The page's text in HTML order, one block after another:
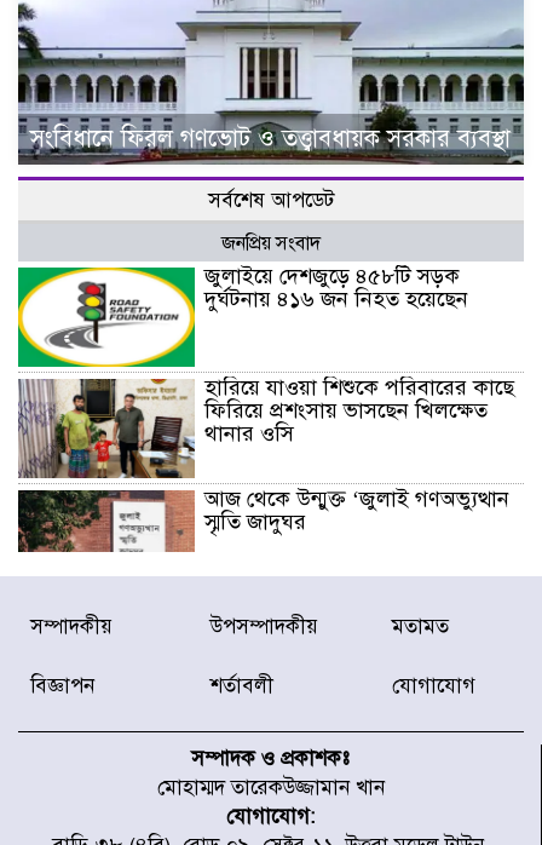
সংবিধানে ফিরল গণভোট ও তত্ত্বাবধায়ক সরকার ব্যবস্থা
সর্বশেষ আপডেট
জনপ্রিয় সংবাদ
জুলাইয়ে দেশজুড়ে ৪৫৮টি সড়ক
দুর্ঘটনায় ৪১৬ জন নিহত হয়েছেন
হারিয়ে যাওয়া শিশুকে পরিবারের কাছে
ফিরিয়ে প্রশংসায় ভাসছেন খিলক্ষেত
থানার ওসি
আজ থেকে উন্মুক্ত ‘জুলাই গণঅভ্যুত্থান
স্মৃতি জাদুঘর
রাজধানীর উত্তরা আঞ্চলিক পাসপোর্ট
অফিসের সামনে দালাল চক্রের ১৩ জন
করেছে র‌্যাব-১
চূড়ান্ত পর্যায়ে : ইরান
প্রত্যেক অপরাধীর বিচার এ দেশেই
সম্পাদকীয় উপসম্পাদকীয় মতামত
বিজ্ঞাপন শর্তাবলী যোগাযোগ
সম্পাদক ও প্রকাশকঃ
মোহাম্মদ তারেকউজ্জামান খান
যোগাযোগ: